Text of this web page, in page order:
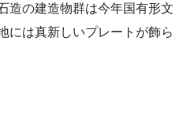
造の建造物群は今年国有形文
には真新しいプレートが飾ら